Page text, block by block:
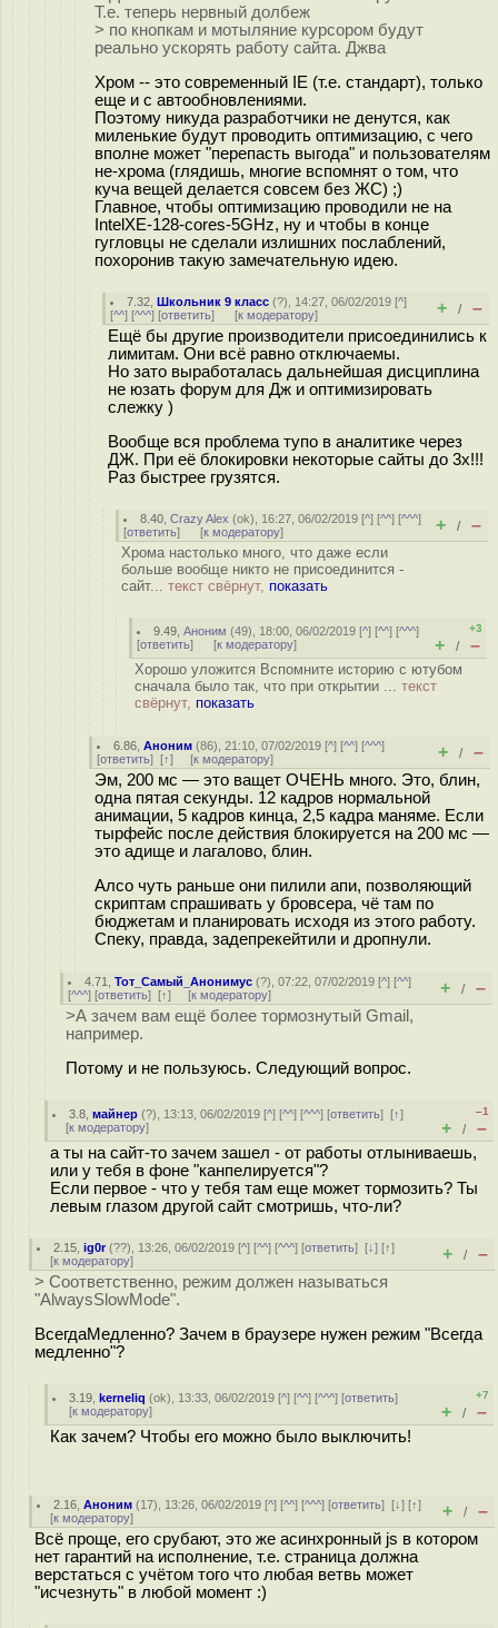
Т.е. теперь нервный долбеж
> по кнопкам и мотыляние курсором будут
реально ускорять работу сайта. Джва
Хром -- это современный IE (т.е. стандарт), только
еще и с автообновлениями.
Поэтому никуда разработчики не денутся, как
миленькие будут проводить оптимизацию, с чего
вполне может "перепасть выгода" и пользователям
не-хрома (глядишь, многие вспомнят о том, что
куча вещей делается совсем без ЖС) ;)
Главное, чтобы оптимизацию проводили не на
IntelXE-128-cores-5GHz, ну и чтобы в конце
гугловцы не сделали излишних послаблений,
похоронив такую замечательную идею.
7.32 ,Школьник 9 класс (?), 14:27, 06/02/2019 [^]
[^^] [^^^] [ответить] [к модератору] + / –
Ещё бы другие производители присоединились к
лимитам. Они всё равно отключаемы.
Но зато выработалась дальнейшая дисциплина
не юзать форум для Дж и оптимизировать
слежку )
Вообще вся проблема тупо в аналитике через
ДЖ. При её блокировки некоторые сайты до 3х!!!
Раз быстрее грузятся.
8.40 ,Crazy Alex (ok), 16:27, 06/02/2019 [^] [^^] [^^^]
[ответить] [к модератору] + / –
Хрома настолько много, что даже если
больше вообще никто не присоединится -
сайт... текст свёрнут, показать
9.49 ,Аноним (49), 18:00, 06/02/2019 [^] [^^] [^^^]
[ответить] [к модератору]
+3
+ / –
Хорошо уложится Вспомните историю с ютубом
сначала было так, что при открытии ... текст
свёрнут, показать
6.86 ,Аноним (86), 21:10, 07/02/2019 [^] [^^] [^^^]
[ответить] [↑] [к модератору] + / –
Эм, 200 мс — это ващет ОЧЕНЬ много. Это, блин,
одна пятая секунды. 12 кадров нормальной
анимации, 5 кадров кинца, 2,5 кадра маняме. Если
тырфейс после действия блокируется на 200 мс —
это адище и лагалово, блин.
Алсо чуть раньше они пилили апи, позволяющий
скриптам спрашивать у бровсера, чё там по
бюджетам и планировать исходя из этого работу.
Спеку, правда, задепрекейтили и дропнули.
4.71 ,Тот_Самый_Анонимус (?), 07:22, 07/02/2019 [^] [^^]
[^^^] [ответить] [↑] [к модератору] + / –
>А зачем вам ещё более тормознутый Gmail,
например.
Потому и не пользуюсь. Следующий вопрос.
3.8 ,майнер (?), 13:13, 06/02/2019 [^] [^^] [^^^] [ответить][↑]
[к модератору]
–1
+ / –
а ты на сайт-то зачем зашел - от работы отлыниваешь,
или у тебя в фоне "канпелируется"?
Если первое - что у тебя там еще может тормозить? Ты
левым глазом другой сайт смотришь, что-ли?
2.15 ,ig0r(??), 13:26, 06/02/2019 [^] [^^] [^^^] [ответить][↓] [↑]
[к модератору] + / –
> Соответственно, режим должен называться
"AlwaysSlowMode".
ВсегдаМедленно? Зачем в браузере нужен режим "Всегда
медленно"?
3.19 ,kerneliq (ok), 13:33, 06/02/2019 [^] [^^] [^^^] [ответить]
[к модератору]
+7
+ / –
Как зачем? Чтобы его можно было выключить!
2.16 ,Аноним (17), 13:26, 06/02/2019 [^] [^^] [^^^] [ответить][↓] [↑]
[к модератору] + / –
Всё проще, его срубают, это же асинхронный js в котором
нет гарантий на исполнение, т.е. страница должна
верстаться с учётом того что любая ветвь может
"исчезнуть" в любой момент :)